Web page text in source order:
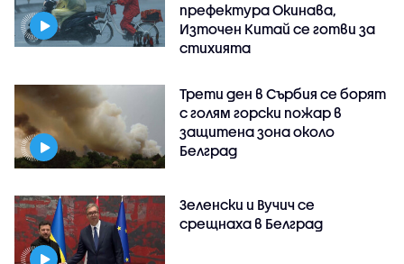
префектура Окинава,
Източен Китай се готви за
стихията
Трети ден в Сърбия се борят
с голям горски пожар в
защитена зона около
Белград
Зеленски и Вучич се
срещнаха в Белград